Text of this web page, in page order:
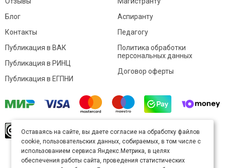
Блог
Контакты
Аспиранту
Педагогу
Публикация в ВАК
Публикация в РИНЦ
Публикация в ЕГПНИ
Политика обработки
персональных данных
Договор оферты
произведение доступно полицензии Creative
Commons «Attribution» («Атрибуция») 4.0
Непортированная.
Карта сайта
Оставаясь на сайте, вы даете согласие на обработку файлов
cookie, пользовательских данных, собираемых, в том числе с
использованием сервиса Яндекс.Метрика, в целях
обеспечения работы сайта, проведения статистических